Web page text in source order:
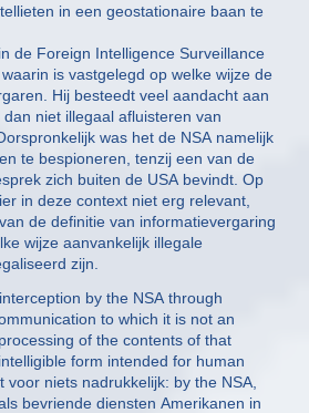
in een geostationaire baan te
de Foreign Intelligence Surveillance
is vastgelegd op welke wijze de
Hij besteedt veel aandacht aan
niet illegaal afluisteren van
was het de NSA namelijk
te bespioneren, tenzij een van de
zich buiten de USA bevindt. Op
in deze context niet erg relevant,
de definitie van informatievergaring
wijze aanvankelijk illegale
zijn.
by the NSA through
to which it is not an
of the contents of that
form intended for human
voor niets nadrukkelijk: by the NSA,
bevriende diensten Amerikanen in